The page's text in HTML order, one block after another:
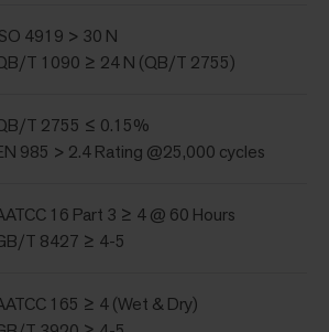
4919 > 30 N
T 1090 ≥ 24 N (QB/T 2755)
T 2755 ≤ 0.15%
985 > 2.4 Rating @25,000 cycles
16 Part 3 ≥ 4 @ 60 Hours
T 8427 ≥ 4-5
165 ≥ 4 (Wet & Dry)